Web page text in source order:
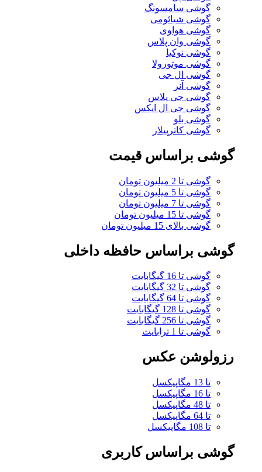
گوشی سامسونگ
گوشی شیائومی
گوشی هواوی
گوشی وان پلاس
گوشی نوکیا
گوشی موتورولا
گوشی ال جی
گوشی آنر
گوشی جی پلاس
گوشی جی ال ایکس
گوشی بلو
گوشی کاترپیلار
گوشی براساس قیمت
گوشی تا 2 میلیون تومان
گوشی تا 5 میلیون تومان
گوشی تا 7 میلیون تومان
گوشی تا 15 میلیون تومان
گوشی بالای 15 میلیون تومان
گوشی براساس حافظه داخلی
گوشی تا 16 گیگابایت
گوشی تا 32 گیگابایت
گوشی تا 64 گیگابایت
گوشی تا 128 گیگابایت
گوشی تا 256 گیگابایت
گوشی تا 1 ترابایت
رزولوشن عکس
تا 13 مگاپیکسل
تا 16 مگاپیکسل
تا 48 مگاپیکسل
تا 64 مگاپیکسل
تا 108 مگاپیکسل
گوشی براساس کاربری